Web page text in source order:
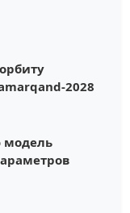
2028
модель